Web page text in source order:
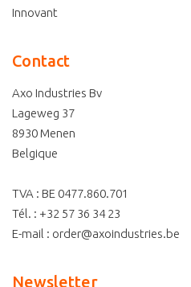
Innovant
Contact
Axo Industries Bv
Lageweg 37
8930 Menen
Belgique
TVA : BE 0477.860.701
Tél. : +32 57 36 34 23
E-mail : order@axoindustries.be
Newsletter